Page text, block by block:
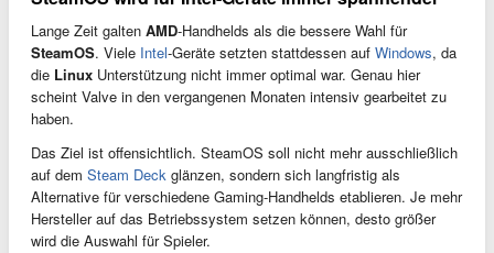
Lange Zeit galten AMD-Handhelds als die bessere Wahl für
SteamOS. Viele Intel-Geräte setzten stattdessen auf Windows, da
die Linux Unterstützung nicht immer optimal war. Genau hier
scheint Valve in den vergangenen Monaten intensiv gearbeitet zu
haben.
Das Ziel ist offensichtlich. SteamOS soll nicht mehr ausschließlich
auf dem Steam Deck glänzen, sondern sich langfristig als
Alternative für verschiedene Gaming-Handhelds etablieren. Je mehr
Hersteller auf das Betriebssystem setzen können, desto größer
wird die Auswahl für Spieler.